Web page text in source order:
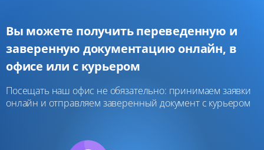
Вы можете получить переведенную и
заверенную документацию онлайн, в
офисе или с курьером
Посещать наш офис не обязательно: принимаем заявки
онлайн и отправляем заверенный документ с курьером